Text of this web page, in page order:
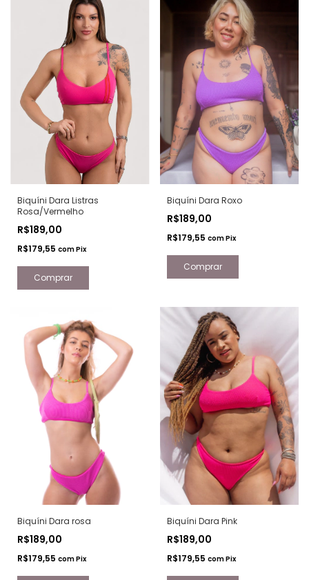
Biquíni Dara Listras
Rosa/Vermelho
R$189,00
R$179,55 comPix
Comprar
Biquíni Dara Roxo
R$189,00
R$179,55 comPix
Comprar
Biquíni Dara rosa
R$189,00
R$179,55 comPix
Biquíni Dara Pink
R$189,00
R$179,55 comPix